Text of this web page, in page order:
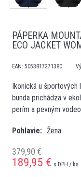
PÁPERKA
ECO JACKET
EAN: 5053817271380
Ikonická u športových
bunda prichádza v
perím a pevným
Pohlavie Žena
379,90 €
189,95 € s DPH / ks